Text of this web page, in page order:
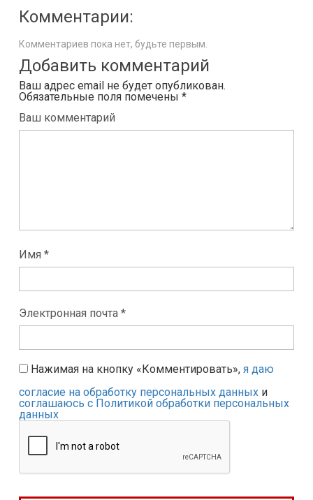
Комментарии:
Комментариев пока нет, будьте первым.
Добавить комментарий
Ваш адрес email не будет опубликован.
Обязательные поля помечены *
Ваш комментарий
Имя *
Электронная почта *
Нажимая на кнопку «Комментировать», я даю
согласие на обработку персональных данных и
соглашаюсь с Политикой обработки персональных
данных